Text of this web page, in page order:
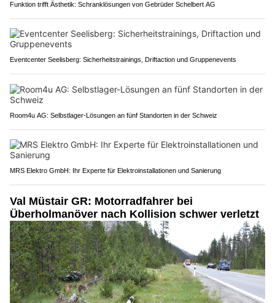
Funktion trifft Ästhetik: Schranklösungen von Gebrüder Schelbert AG
Eventcenter Seelisberg: Sicherheitstrainings, Driftaction und Gruppenevents
Room4u AG: Selbstlager-Lösungen an fünf Standorten in der Schweiz
MRS Elektro GmbH: Ihr Experte für Elektroinstallationen und Sanierung
Val Müstair GR: Motorradfahrer bei
Überholmanöver nach Kollision schwer verletzt